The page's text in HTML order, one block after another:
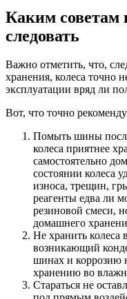
Каким советам
следовать
Важно отметить, что,
хранения, колеса точно
эксплуатации вряд ли
Вот, что точно
Помыть шины
колеса приятнее
самостоятельно
состоянии колеса
износа, трещин,
реагенты едва ли
резиновой смеси,
домашнего
Не хранить колеса
возникающий
шинах и коррозию
хранению во
Стараться не